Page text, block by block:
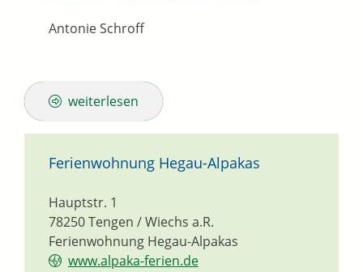
Antonie Schroff
weiterlesen
Ferienwohnung Hegau-Alpakas
Ferienwohnung Hegau-Alpakas
Hauptstr. 1
78250Tengen / Wiechs a.R.
www.alpaka-ferien.de